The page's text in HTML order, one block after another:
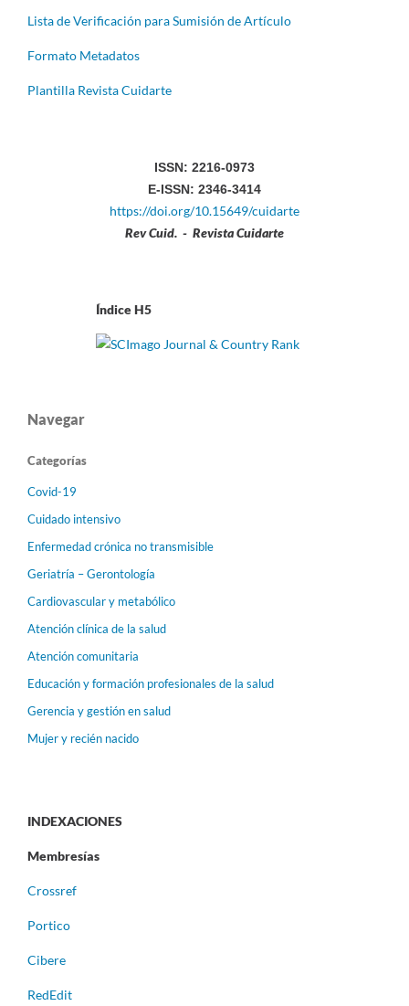
Lista de Verificación para Sumisión de Artículo
Formato Metadatos
Plantilla Revista Cuidarte
ISSN: 2216-0973
E-ISSN: 2346-3414
https://doi.org/10.15649/cuidarte
Rev Cuid. - Revista Cuidarte
Índice H5
Navegar
Categorías
Covid-19
Cuidado intensivo
Enfermedad crónica no transmisible
Geriatría – Gerontología
Cardiovascular y metabólico
Atención clínica de la salud
Atención comunitaria
Educación y formación profesionales de la salud
Gerencia y gestión en salud
Mujer y recién nacido
INDEXACIONES
Membresías
Crossref
Portico
Cibere
RedEdit